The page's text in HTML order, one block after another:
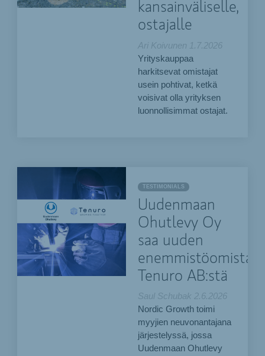
kansainväliselle,
ostajalle
Ari Koivunen
1.7.2026
Yrityskauppaa
harkitsevat omistajat
usein pohtivat, ketkä
voisivat olla yrityksen
luonnollisimmat ostajat.
TESTIMONIALS
Uudenmaan
Ohutlevy Oy
saa uuden
Tenuro AB:stä
Saul Schubak 2.6.2026
Nordic Growth toimi
myyjien neuvonantajana
järjestelyssä, jossa
Uudenmaan Ohutlevy